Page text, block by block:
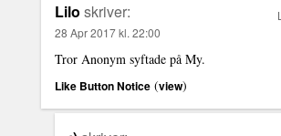
Lilo skriver:
28 Apr 2017 kl. 22:00
Tror Anonym syftade på My.
Like Button Notice (view)